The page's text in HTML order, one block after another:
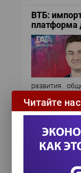
ВТБ:
платформа
развития
данных,
хранилище,
«Рив Гош»:
не в
Читайте